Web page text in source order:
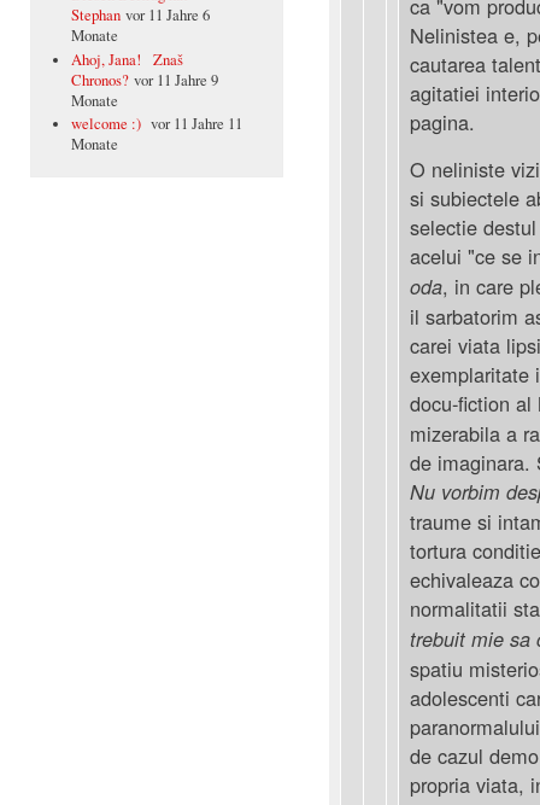
Stephan vor 11 Jahre 6
Monate
Ahoj, Jana! Znaš
Chronos? vor 11 Jahre 9
Monate
welcome :) vor 11 Jahre 11
Monate
ca "vom
Nelinistea e,
cautarea
agitatiei
pagina.
O neliniste
si subiectele
selectie
acelui "ce se
oda, in care
il sarbatorim
carei viata
exemplaritate
docu-fiction
mizerabila a
de imaginara.
Nu vorbim
traume si
tortura
echivaleaza
normalitatii
trebuit mie sa
spatiu
adolescenti
de cazul
propria viata,